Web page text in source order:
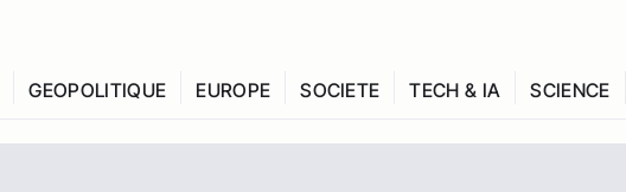
GEOPOLITIQUE EUROPE SOCIETE TECH & IA SCIENCE